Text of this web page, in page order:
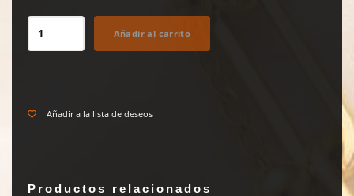
Tacón
Cuadrado
TCH81
Añadir al carrito
Añadir a la lista de deseos
Productos relacionados